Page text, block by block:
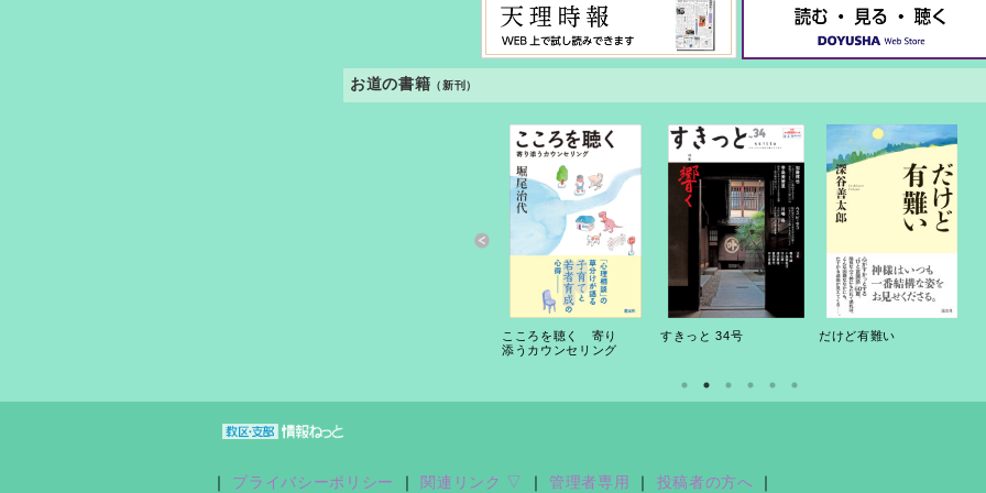
お道の書籍 （新刊）
こころを聴く 寄り
添うカウンセリング
すきっと 34号 だけど有難い
プライバシーポリシー 関連リンク ▽ 管理者専用 投稿者の方へ